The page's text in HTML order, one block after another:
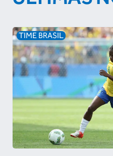
TIME BRASIL